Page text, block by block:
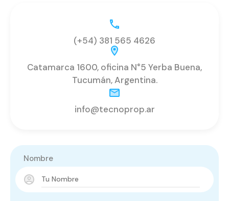
(+54) 381 565 4626
Catamarca 1600, oficina N°5 Yerba Buena,
Tucumán, Argentina.
info@tecnoprop.ar
Nombre